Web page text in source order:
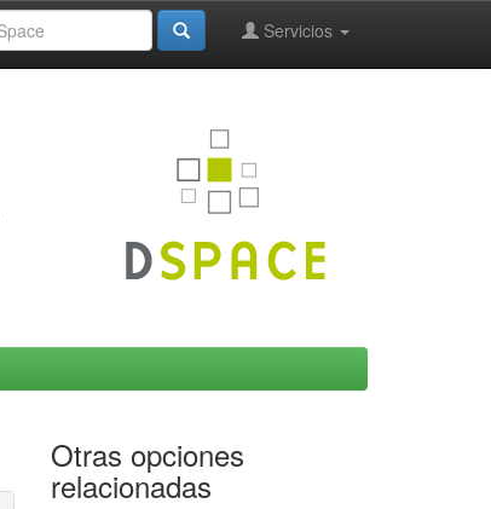
Servicios
Otras opciones
relacionadas